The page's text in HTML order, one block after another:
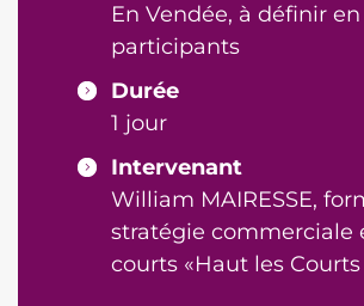
En Vendée, à définir
participants
Durée
1 jour
Intervenant
William MAIRESSE,
stratégie commerciale
courts «Haut les Courts